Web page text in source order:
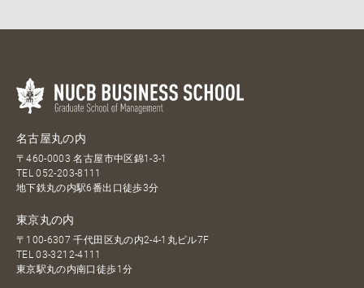
名古屋丸の内
〒460-0003 名古屋市中区錦1-3-1
TEL052-203-8111
地下鉄丸の内駅6番出口徒歩3分
東京丸の内
〒100-6307 千代田区丸の内2-4-1丸ビル7F
TEL03-3212-4111
東京駅丸の内南口徒歩1分